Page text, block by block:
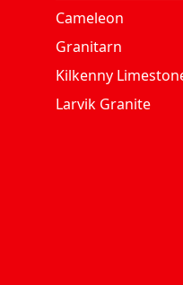
Cameleon
Granitarn
Kilkenny
Larvik Granite